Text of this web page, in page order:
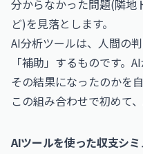
分からなかった問題(隣地
ど)を見落とします。
AI分析ツールは、人間の
「補助」するものです。
その結果になったのかを
この組み合わせで初めて
AIツールを使った収支シ